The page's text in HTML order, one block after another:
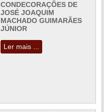
CONDECORAÇÕES DE
JOSÉ JOAQUIM
MACHADO GUIMARÃES
JÚNIOR
Ler mais ...